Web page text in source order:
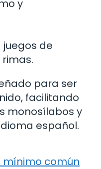
y
de
para ser
facilitando
monosílabos y
español.
mínimo común